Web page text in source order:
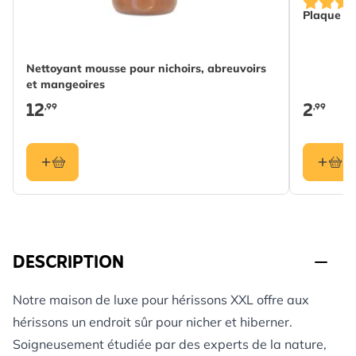
Nettoyant mousse pour nichoirs, abreuvoirs
et mangeoires
12,99
Plaque
2,99
DESCRIPTION
Notre maison de luxe pour hérissons XXL offre aux
hérissons un endroit sûr pour nicher et hiberner.
Soigneusement étudiée par des experts de la nature,